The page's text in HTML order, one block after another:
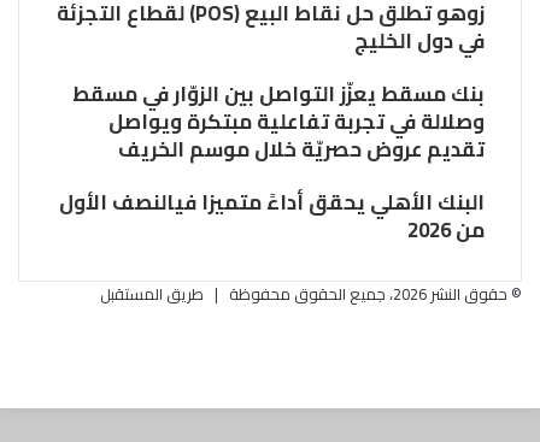
زوهو تطلق حل نقاط البيع (POS) لقطاع التجزئة
في دول الخليج
بنك مسقط يعزّز التواصل بين الزوّار في مسقط
وصلالة في تجربة تفاعلية مبتكرة ويواصل
تقديم عروض حصريّة خلال موسم الخريف
البنك الأهلي يحقق أداءً متميزا فيالنصف الأول
من 2026
© حقوق النشر 2026، جميع الحقوق محفوظة |
طريق المستقبل